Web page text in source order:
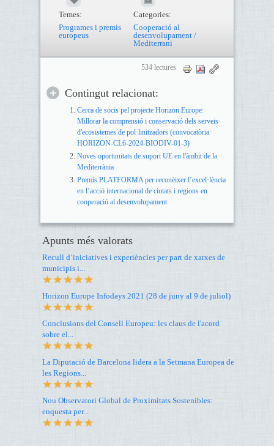
Temes:
Programes i premis
europeus
Categories:
Cooperació al
desenvolupament /
Mediterrani
534 lectures
Contingut relacionat:
Cerca de socis pel projecte Horizon Europe:
Millorar la comprensió i conservació dels serveis
d'ecosistemes de pol·linitzadors (convocatòria
HORIZON-CL6-2024-BIODIV-01-3)
Noves oportunitats de suport UE en l'àmbit de la
Mediterrània
Premis PLATFORMA per reconèixer l’excel·lència
en l’acció internacional de ciutats i regions en
cooperació al desenvolupament
Apunts més valorats
Recull d’iniciatives i experiències per part de xarxes de
municipis i...
Horizon Europe Infodays 2021 (28 de juny al 9 de juliol)
Conclusions del Consell Europeu: les claus de l'acord
sobre el...
La Diputació de Barcelona lidera a la Setmana Europea de
les Regions...
Nou Observatori Global de Proximitats Sostenibles:
enquesta per...